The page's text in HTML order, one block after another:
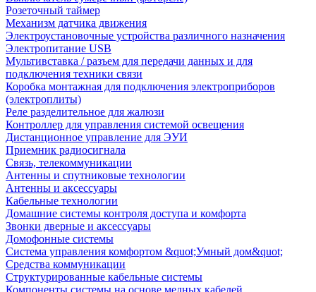
Розеточный таймер
Механизм датчика движения
Электроустановочные устройства различного назначения
Электропитание USB
Мультивставка / разъем для передачи данных и для
подключения техники связи
Коробка монтажная для подключения электроприборов
(электроплиты)
Реле разделительное для жалюзи
Контроллер для управления системой освещения
Дистанционное управление для ЭУИ
Приемник радиосигнала
Связь, телекоммуникации
Антенны и спутниковые технологии
Антенны и аксессуары
Кабельные технологии
Домашние системы контроля доступа и комфорта
Звонки дверные и аксессуары
Домофонные системы
Система управления комфортом &quot;Умный дом&quot;
Средства коммуникации
Структурированные кабельные системы
Компоненты системы на основе медных кабелей